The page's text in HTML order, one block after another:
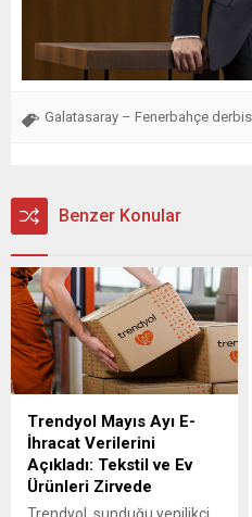
Galatasaray – Fenerbahçe
Benzer Konular
Trendyol Mayıs Ayı E-
İhracat Verilerini
Açıkladı: Tekstil ve Ev
Ürünleri Zirvede